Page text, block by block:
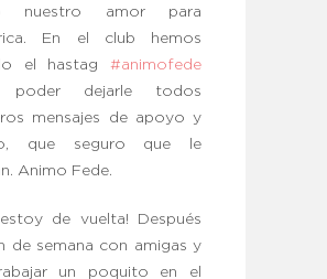
nuestro amor para
En el club hemos
el hastag #animofede
poder dejarle todos
mensajes de apoyo y
que seguro que le
Animo Fede.
estoy de vuelta! Después
de semana con amigas y
un poquito en el